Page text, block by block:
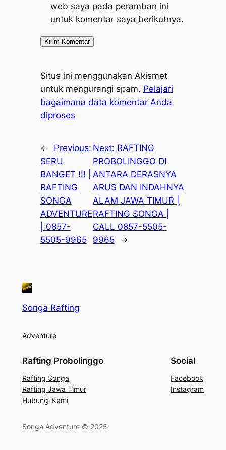
web saya pada peramban ini
untuk komentar saya berikutnya.
Situs ini menggunakan Akismet
untuk mengurangi spam. Pelajari
bagaimana data komentar Anda
diproses
←
Previous:
SERU
BANGET !!! |
RAFTING
SONGA
ADVENTURE
| 0857-
5505-9965
Next: RAFTING
PROBOLINGGO DI
ANTARA DERASNYA
ARUS DAN INDAHNYA
ALAM JAWA TIMUR |
RAFTING SONGA |
CALL 0857-5505-
9965
→
Songa Rafting
Adventure
Rafting Probolinggo
Rafting Songa
Rafting Jawa Timur
Hubungi Kami
Social
Facebook
Instagram
Songa Adventure © 2025